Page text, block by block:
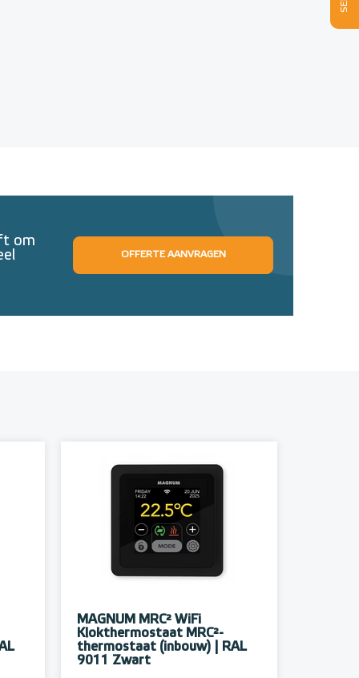
om
OFFERTE AANVRAGEN
MAGNUM MRC² WiFi
Klokthermostaat MRC²-
thermostaat (inbouw) | RAL
9011 Zwart